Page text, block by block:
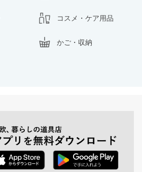
コスメ・ケア用品
かご・収納